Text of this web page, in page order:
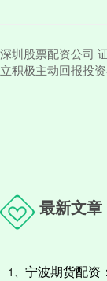
深圳股票配资公司
立积极主动回报投
最新文章
1、 宁波期货配资